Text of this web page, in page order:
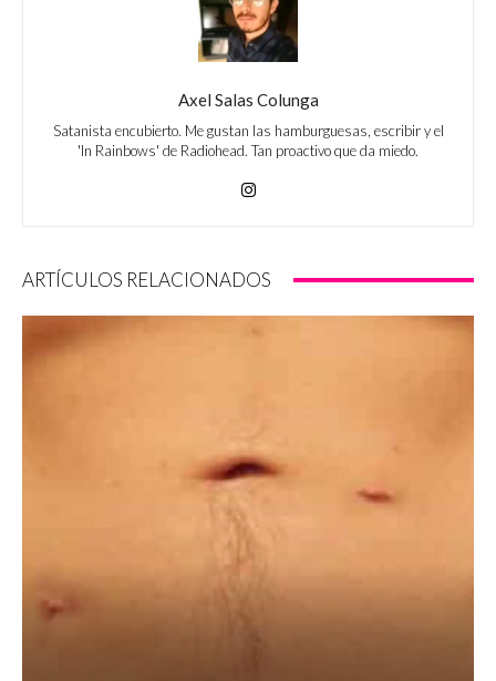
Axel Salas Colunga
Satanista encubierto. Me gustan las hamburguesas, escribir y el
'In Rainbows' de Radiohead. Tan proactivo que da miedo.
ARTÍCULOS RELACIONADOS